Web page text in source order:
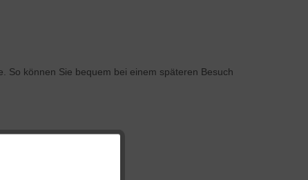
So können Sie bequem bei einem späteren Besuch